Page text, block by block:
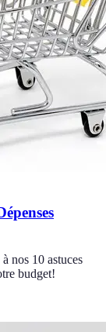
nos 10 astuces
budget!